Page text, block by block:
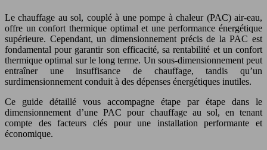
Le chauffage au sol, couplé à une pompe à chaleur (PAC) air-eau,
offre un confort thermique optimal et une performance énergétique
supérieure. Cependant, un dimensionnement précis de la PAC est
fondamental pour garantir son efficacité, sa rentabilité et un confort
thermique optimal sur le long terme. Un sous-dimensionnement peut
entraîner une insuffisance de chauffage, tandis qu’un
surdimensionnement conduit à des dépenses énergétiques inutiles.
Ce guide détaillé vous accompagne étape par étape dans le
dimensionnement d’une PAC pour chauffage au sol, en tenant
compte des facteurs clés pour une installation performante et
économique.